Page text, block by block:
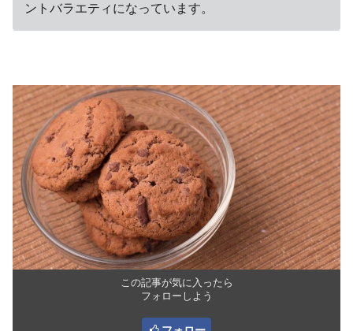
ントバラエティになっています。
この記事が気に入ったら
フォローしよう